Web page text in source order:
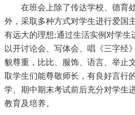
在班会上除了传达学校、德育
外，采取多种方式对学生进行爱国
有远大的理想;通过生活实例对学生
以开讨论会、写体会、唱《三字经
貌尊重，比比、服饰、语言、举止
取学生们能尊敬师长，有良好言行
学、期中期末考试前后充分对学生
教育及培养。